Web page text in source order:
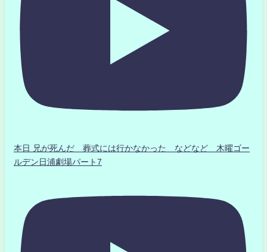
本日 兄が死んだ 葬式には行かなかった などなど 木曜ゴー
ルデン日浦劇場パート7